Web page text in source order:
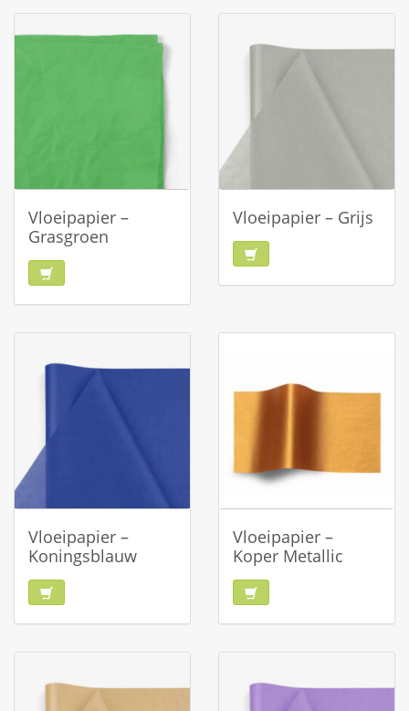
Vloeipapier –
Grasgroen
Vloeipapier – Grijs
Vloeipapier –
Koningsblauw
Vloeipapier –
Koper Metallic